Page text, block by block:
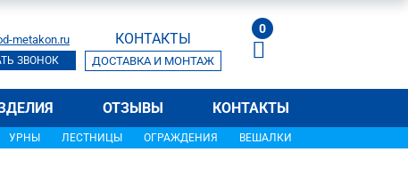
metakon.ru
ЗВОНОК
КОНТАКТЫ
ДОСТАВКА И МОНТАЖ
0
ОТЗЫВЫ КОНТАКТЫ
УРНЫ ЛЕСТНИЦЫ ОГРАЖДЕНИЯ ВЕШАЛКИ